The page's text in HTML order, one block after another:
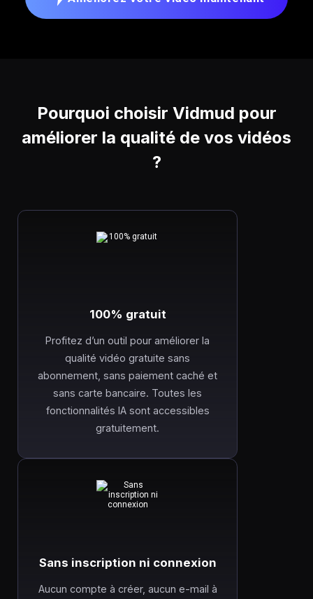
Pourquoi choisir Vidmud pour
améliorer la qualité de vos vidéos
?
100% gratuit
Profitez d’un outil pour améliorer la
qualité vidéo gratuite sans
abonnement, sans paiement caché et
sans carte bancaire. Toutes les
fonctionnalités IA sont accessibles
gratuitement.
Sans inscription ni connexion
Aucun compte à créer, aucun e-mail à